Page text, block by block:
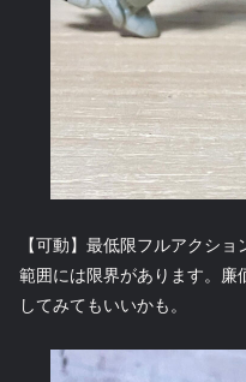
【可動】最低限フルアクシ
範囲には限界があります。廉
してみてもいいかも。